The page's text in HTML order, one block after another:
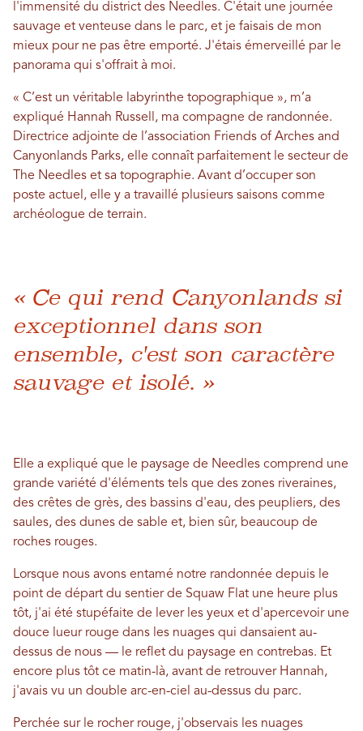
l'immensité du district des Needles. C'était une journée
sauvage et venteuse dans le parc, et je faisais de mon
mieux pour ne pas être emporté. J'étais émerveillé par le
panorama qui s'offrait à moi.
« C’est un véritable labyrinthe topographique », m’a
expliqué Hannah Russell, ma compagne de randonnée.
Directrice adjointe de l’association Friends of Arches and
Canyonlands Parks, elle connaît parfaitement le secteur de
The Needles et sa topographie. Avant d’occuper son
poste actuel, elle y a travaillé plusieurs saisons comme
archéologue de terrain.
« Ce qui rend Canyonlands si
exceptionnel dans son
ensemble, c'est son caractère
sauvage et isolé. »
Elle a expliqué que le paysage de Needles comprend une
grande variété d'éléments tels que des zones riveraines,
des crêtes de grès, des bassins d'eau, des peupliers, des
saules, des dunes de sable et, bien sûr, beaucoup de
roches rouges.
Lorsque nous avons entamé notre randonnée depuis le
point de départ du sentier de Squaw Flat une heure plus
tôt, j'ai été stupéfaite de lever les yeux et d'apercevoir une
douce lueur rouge dans les nuages ​​qui dansaient au-
dessus de nous — le reflet du paysage en contrebas. Et
encore plus tôt ce matin-là, avant de retrouver Hannah,
j'avais vu un double arc-en-ciel au-dessus du parc.
Perchée sur le rocher rouge, j'observais les nuages ​​